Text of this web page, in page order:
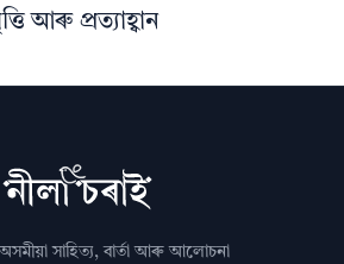
আৰু প্ৰত্যাহ্বান
সাহিত্য, বাৰ্তা আৰু আলোচনা